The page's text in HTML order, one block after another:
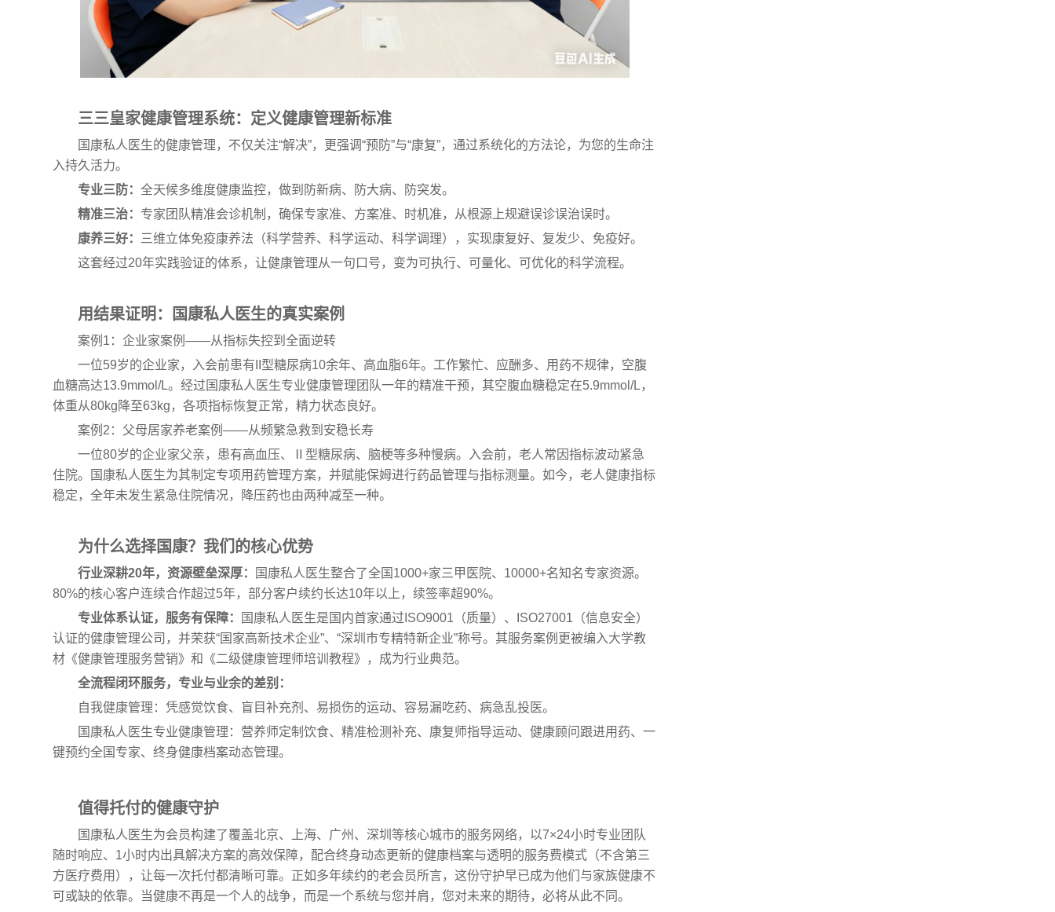
三三皇家健康管理系统：定义健康管理新标准
国康私人医生的健康管理，不仅关注“解决”，更强调“预防”与“康复”，通过系统化的方法论，为您的生命注
入持久活力。
专业三防：全天候多维度健康监控，做到防新病、防大病、防突发。
精准三治： 专家团队精准会诊机制，确保专家准、方案准、时机准，从根源上规避误诊误治误时。
康养三好：
三维立体免疫康养法（科学营养、科学运动、科学调理），实现康复好、复发少、免疫好。
这套经过20年实践验证的体系，让健康管理从一句口号，变为可执行、可量化、可优化的科学流程。
用结果证明：国康私人医生的真实案例
案例1：企业家案例——从指标失控到全面逆转
一位59岁的企业家，入会前患有II型糖尿病10余年、高血脂6年。工作繁忙、应酬多、用药不规律，空腹
血糖高达13.9mmol/L。经过国康私人医生专业健康管理团队一年的精准干预，其空腹血糖稳定在5.9mmol/L，
体重从80kg降至63kg，各项指标恢复正常，精力状态良好。
案例2：父母居家养老案例——从频繁急救到安稳长寿
一位80岁的企业家父亲，患有高血压、Ⅱ型糖尿病、脑梗等多种慢病。入会前，老人常因指标波动紧急
住院。国康私人医生为其制定专项用药管理方案，并赋能保姆进行药品管理与指标测量。如今，老人健康指标
稳定，全年未发生紧急住院情况，降压药也由两种减至一种。
为什么选择国康？我们的核心优势
行业深耕20年，资源壁垒深厚：
国康私人医生整合了全国1000+家三甲医院、10000+名知名专家资源。
80%的核心客户连续合作超过5年，部分客户续约长达10年以上，续签率超90%。
专业体系认证，服务有保障：
国康私人医生是国内首家通过ISO9001（质量）、ISO27001（信息安全）
认证的健康管理公司，并荣获“国家高新技术企业”、“深圳市专精特新企业”称号。其服务案例更被编入大学教
材《健康管理服务营销》和《二级健康管理师培训教程》，成为行业典范。
全流程闭环服务，专业与业余的差别：
自我健康管理：凭感觉饮食、盲目补充剂、易损伤的运动、容易漏吃药、病急乱投医。
国康私人医生专业健康管理：营养师定制饮食、精准检测补充、康复师指导运动、健康顾问跟进用药、一
键预约全国专家、终身健康档案动态管理。
值得托付的健康守护
国康私人医生为会员构建了覆盖北京、上海、广州、深圳等核心城市的服务网络，以7×24小时专业团队
随时响应、1小时内出具解决方案的高效保障，配合终身动态更新的健康档案与透明的服务费模式（不含第三
方医疗费用），让每一次托付都清晰可靠。正如多年续约的老会员所言，这份守护早已成为他们与家族健康不
可或缺的依靠。当健康不再是一个人的战争，而是一个系统与您并肩，您对未来的期待，必将从此不同。